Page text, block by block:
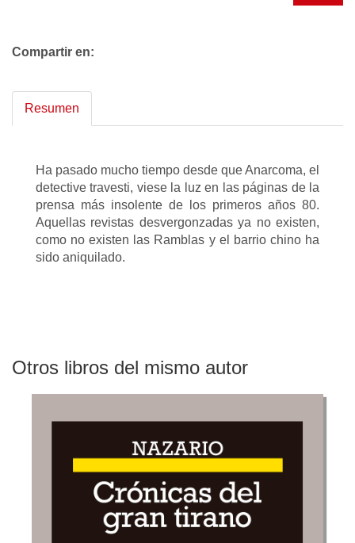
Compartir en:
Resumen
Ha pasado mucho tiempo desde que Anarcoma, el
detective travesti, viese la luz en las páginas de la
prensa más insolente de los primeros años 80.
Aquellas revistas desvergonzadas ya no existen,
como no existen las Ramblas y el barrio chino ha
sido aniquilado.
Otros libros del mismo autor